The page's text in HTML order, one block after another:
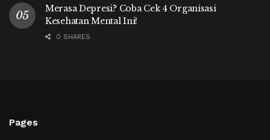
Merasa Depresi? Coba Cek 4 Organisasi
Kesehatan Mental Ini!
0 SHARES
Pages